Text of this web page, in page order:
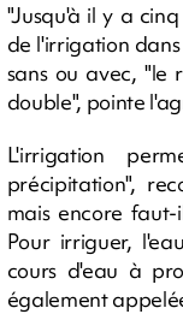
"Jusqu'à il y a
de l'irrigation
sans ou avec, "le
double", pointe
L'irrigation
précipitation",
mais encore
Pour irriguer,
cours d'eau à
également